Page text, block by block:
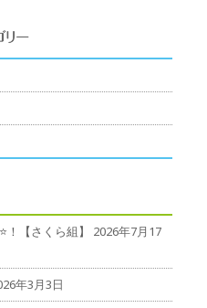
【さくら組】
2026年7月17
年3月3日